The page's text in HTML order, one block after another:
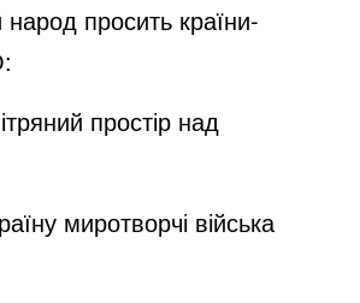
народ просить країни-
простір над
миротворчі війська